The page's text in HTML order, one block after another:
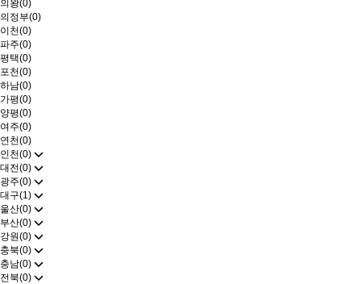
의왕(0)
의정부(0)
이천(0)
파주(0)
평택(0)
포천(0)
하남(0)
가평(0)
양평(0)
여주(0)
연천(0)
인천(0)
대전(0)
광주(0)
대구(1)
울산(0)
부산(0)
강원(0)
충북(0)
충남(0)
전북(0)